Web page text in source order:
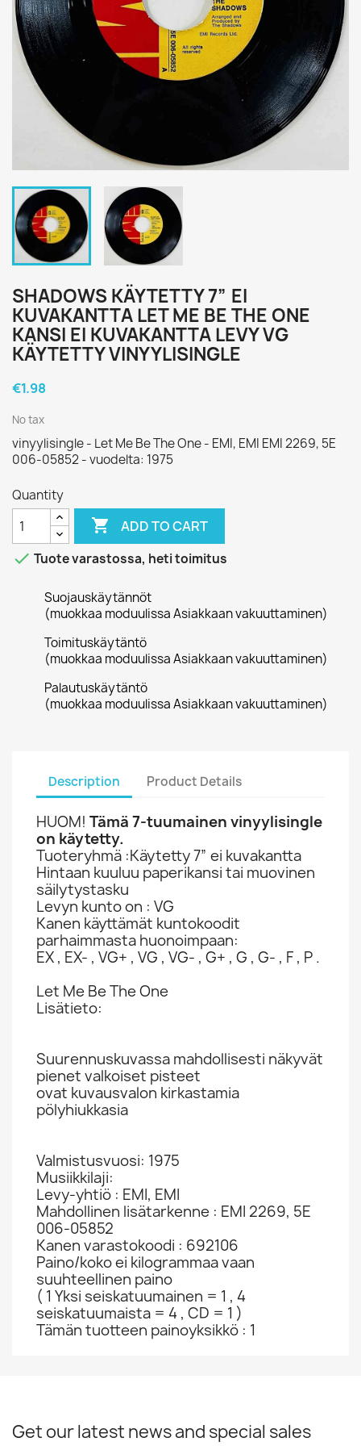
SHADOWS KÄYTETTY 7” EI
KUVAKANTTA LET ME BE THE ONE
KANSI EI KUVAKANTTA LEVY VG
KÄYTETTY VINYYLISINGLE
€1.98
No tax
vinyylisingle - Let Me Be The One - EMI, EMI EMI 2269, 5E
006-05852 - vuodelta: 1975
Quantity
 ADD TO CART
 Tuote varastossa, heti toimitus
Suojauskäytännöt
(muokkaa moduulissa Asiakkaan vakuuttaminen)
Toimituskäytäntö
(muokkaa moduulissa Asiakkaan vakuuttaminen)
Palautuskäytäntö
(muokkaa moduulissa Asiakkaan vakuuttaminen)
Description Product Details
HUOM! Tämä 7-tuumainen vinyylisingle
on käytetty.
Tuoteryhmä :Käytetty 7” ei kuvakantta
Hintaan kuuluu paperikansi tai muovinen
säilytystasku
Levyn kunto on : VG
Kanen käyttämät kuntokoodit
parhaimmasta huonoimpaan:
EX , EX- , VG+ , VG , VG- , G+ , G , G- , F , P .
Let Me Be The One
Lisätieto:
Suurennuskuvassa mahdollisesti näkyvät
pienet valkoiset pisteet
ovat kuvausvalon kirkastamia
pölyhiukkasia
Valmistusvuosi: 1975
Musiikkilaji:
Levy-yhtiö : EMI, EMI
Mahdollinen lisätarkenne : EMI 2269, 5E
006-05852
Kanen varastokoodi : 692106
Paino/koko ei kilogrammaa vaan
suuhteellinen paino
( 1 Yksi seiskatuumainen = 1 , 4
seiskatuumaista = 4 , CD = 1 )
Tämän tuotteen painoyksikkö : 1
Get our latest news and special sales